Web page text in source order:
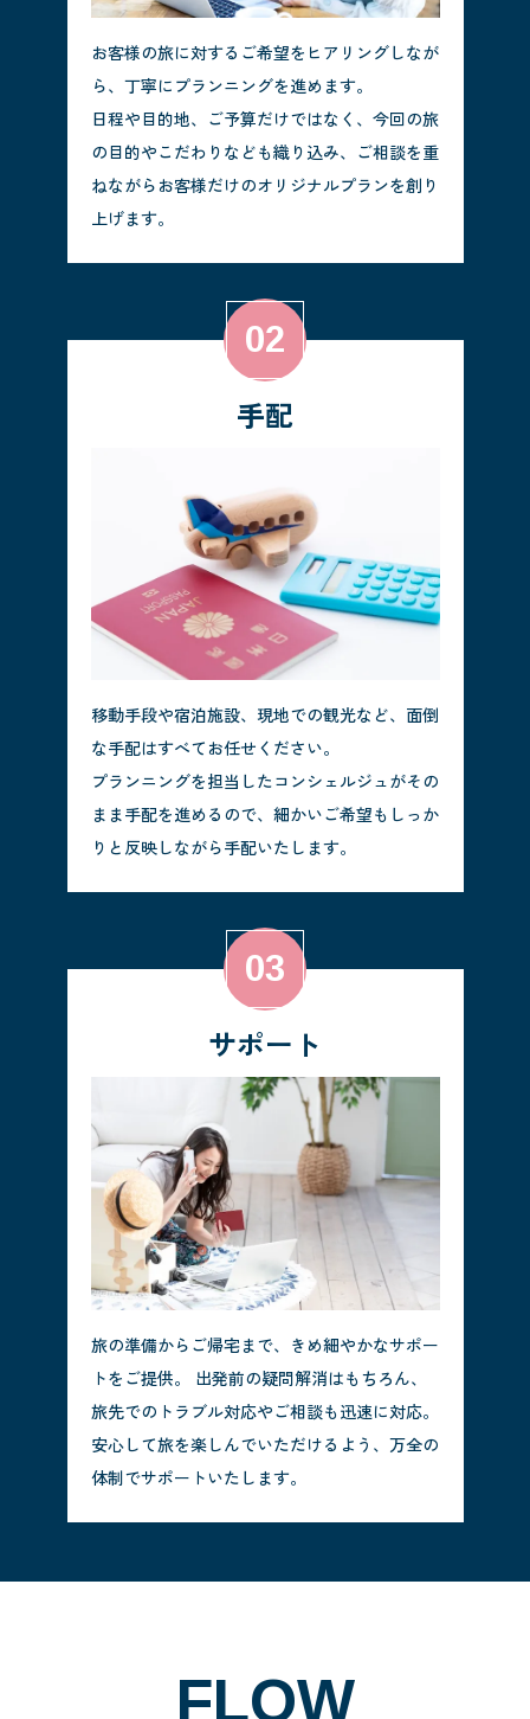
お客様の旅に対するご希望をヒアリングしなが
ら、丁寧にプランニングを進めます。
日程や目的地、ご予算だけではなく、今回の旅
の目的やこだわりなども織り込み、ご相談を重
ねながらお客様だけのオリジナルプランを創り
上げます。
手配
移動手段や宿泊施設、現地での観光など、面倒
な手配はすべてお任せください。
プランニングを担当したコンシェルジュがその
まま手配を進めるので、細かいご希望もしっか
りと反映しながら手配いたします。
サポート
旅の準備からご帰宅まで、きめ細やかなサポー
トをご提供。 出発前の疑問解消はもちろん、
旅先でのトラブル対応やご相談も迅速に対応。
安心して旅を楽しんでいただけるよう、万全の
体制でサポートいたします。
FLOW